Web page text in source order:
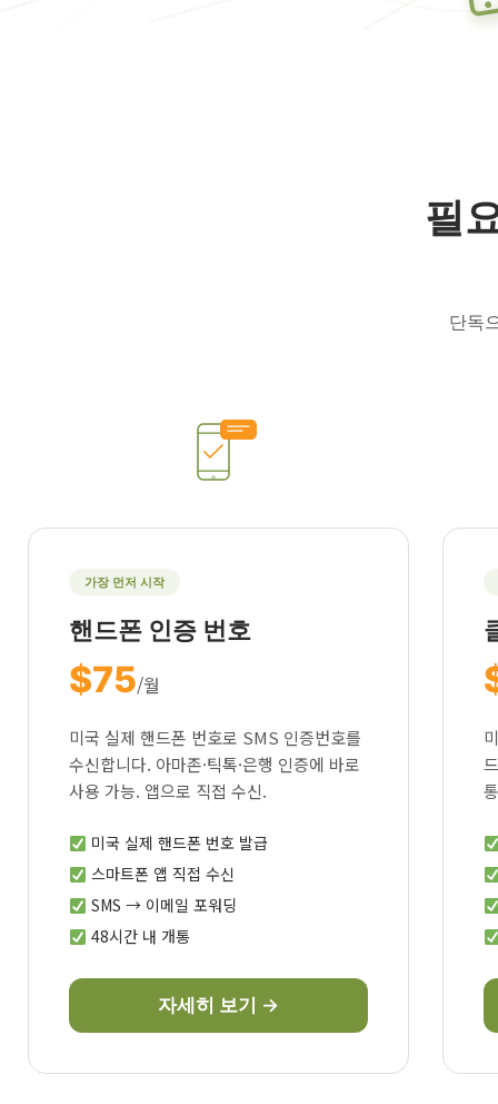
필
단독
가장 먼저 시작
핸드폰 인증 번호
$75/월
미국 실제 핸드폰 번호로 SMS 인증번호를
수신합니다. 아마존·틱톡·은행 인증에 바로
사용 가능. 앱으로 직접 수신.
미국 실제 핸드폰 번호 발급
스마트폰 앱 직접 수신
SMS → 이메일 포워딩
48시간 내 개통
자세히 보기 →